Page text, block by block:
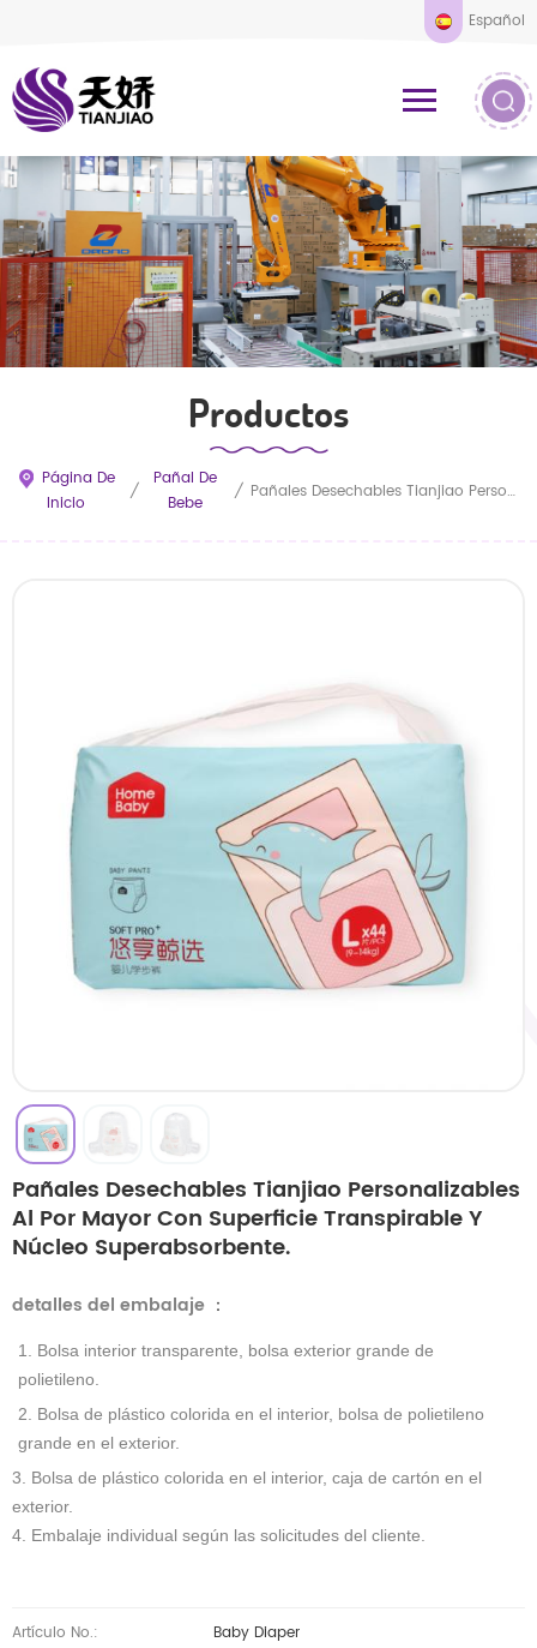
Español
Productos
Página De
Inicio
/
Pañal De
Bebe
/ Pañales Desechables Tianjiao Personalizables Al Por Mayor Con Superficie Transpirable Y Núcleo Superabsorbente.
Pañales Desechables Tianjiao Personalizables
Al Por Mayor Con Superficie Transpirable Y
Núcleo Superabsorbente.
detalles del embalaje ：
1. Bolsa interior transparente, bolsa exterior grande de
polietileno.
2. Bolsa de plástico colorida en el interior, bolsa de polietileno
grande en el exterior.
3. Bolsa de plástico colorida en el interior, caja de cartón en el
exterior.
4. Embalaje individual según las solicitudes del cliente.
Artículo No.: Baby Diaper